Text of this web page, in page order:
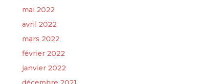
mai 2022
avril 2022
mars 2022
février 2022
janvier 2022